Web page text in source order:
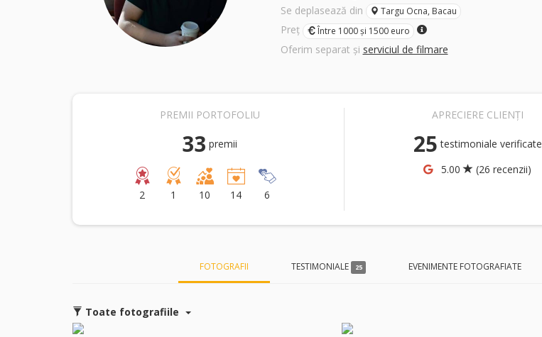
Se deplasează din
Targu Ocna, Bacau
Preț Între 1000 și 1500 euro
Oferim separat și serviciul de filmare
PREMII PORTOFOLIU
33 premii
2 1 10 14 6
APRECIERE CLIENȚI
25 testimoniale verificate
5.00
(26 recenzii)
FOTOGRAFII TESTIMONIALE 25 EVENIMENTE FOTOGRAFIATE
Toate fotografiile